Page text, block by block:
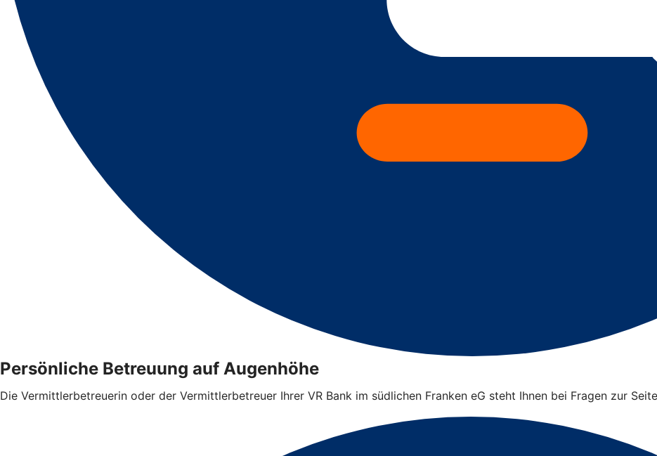
Persönliche Betreuung auf Augenhöhe
Die Vermittlerbetreuerin oder der Vermittlerbetreuer Ihrer VR Bank im südlichen Franken eG steht Ihnen bei Fragen zur